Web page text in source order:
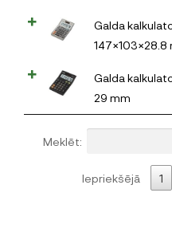
Galda
147×103×28.8
Galda
29 mm
Meklēt:
Iepriekšējā 1